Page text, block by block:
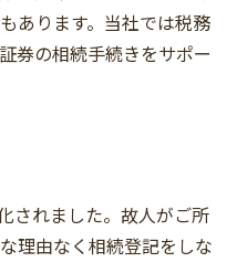
あります。当社では税務
券の相続手続きをサポー
されました。故人がご所
理由なく相続登記をしな